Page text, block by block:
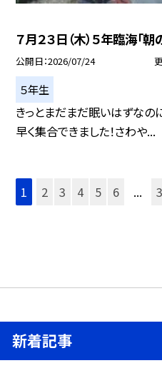
７月２３日（木）５年臨海「朝
公開日 2026/07/24
５年生
きっとまだまだ眠いはずなの
早く集合できました！さわや...
1 2 3 4 5 6 ...
新着記事